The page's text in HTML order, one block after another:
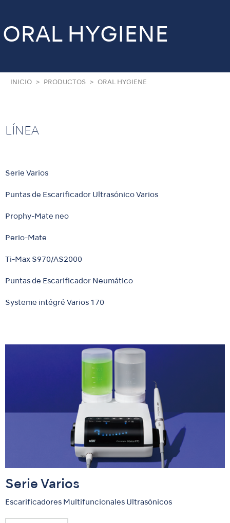
ORAL HYGIENE
INICIO PRODUCTOS ORAL HYGIENE
LÍNEA
Serie Varios
Puntas de Escarificador Ultrasónico Varios
Prophy-Mate neo
Perio-Mate
Ti-Max S970/AS2000
Puntas de Escarificador Neumático
Systeme intégré Varios 170
Serie Varios
Escarificadores Multifuncionales Ultrasónicos